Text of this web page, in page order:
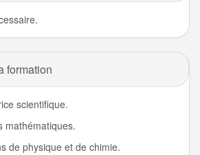
formation
scientifique.
mathématiques.
de physique et de chimie.